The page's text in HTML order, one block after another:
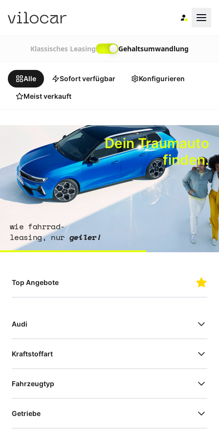
Klassisches Leasing Gehaltsumwandlung
Alle Sofort verfügbar Konfigurieren
Meist verkauft
Dein Traumauto
finden.
wie fahrrad-
leasing, nur geiler!
Top Angebote
Audi
Kraftstoffart
Fahrzeugtyp
Getriebe